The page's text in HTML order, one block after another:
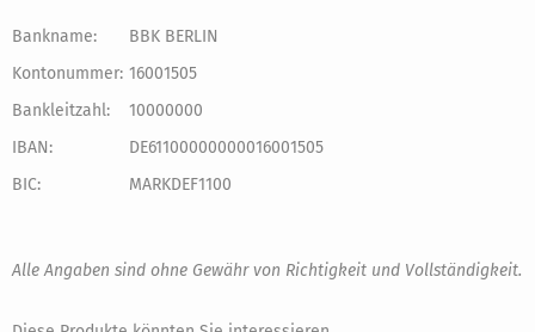
Bankname:
BBK BERLIN
Kontonummer: 16001505
Bankleitzahl:
10000000
IBAN:
DE61100000000016001505
BIC:
MARKDEF1100
Alle Angaben sind ohne Gewähr von Richtigkeit und Vollständigkeit.